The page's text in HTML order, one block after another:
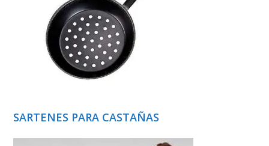
SARTENES PARA CASTAÑAS